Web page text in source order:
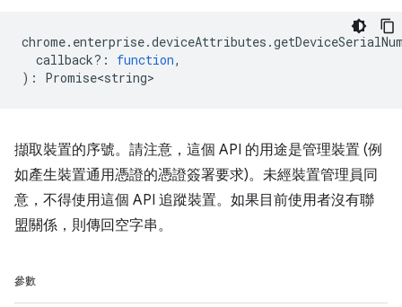
chrome. enterprise.deviceAttributes .
callback? : function,
) : Promise<string>
擷取裝置的序號。請注意，這個 API 的用途是管理裝置 (例
如產生裝置通用憑證的憑證簽署要求)。未經裝置管理員同
意，不得使用這個 API 追蹤裝置。如果目前使用者沒有聯
盟關係，則傳回空字串。
參數